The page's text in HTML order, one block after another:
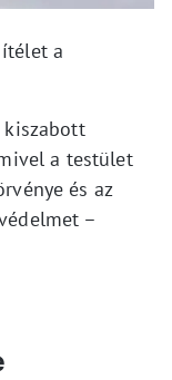
a
kiszabott
a testület
és az
–